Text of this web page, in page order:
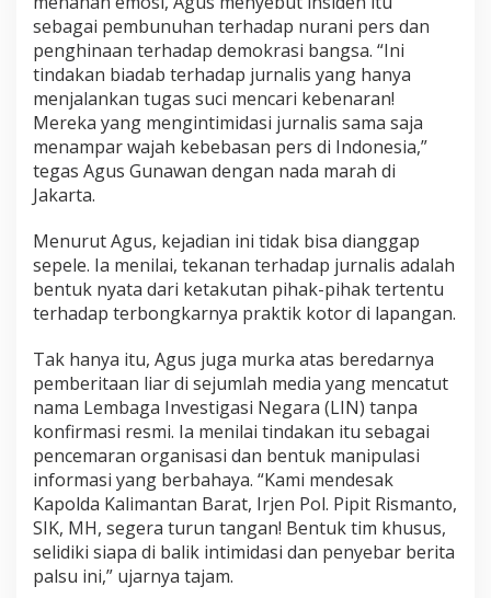
a
s
i
S
a
t
B
o
a
r
S
o
r
I
l
e
g
a
l
8
T
o
n
d
sebagai pembunuhan terhadap nurani pers dan
penghinaan terhadap demokrasi bangsa. “Ini
tindakan biadab terhadap jurnalis yang hanya
menjalankan tugas suci mencari kebenaran!
Mereka yang mengintimidasi jurnalis sama saja
menampar wajah kebebasan pers di Indonesia,”
tegas Agus Gunawan dengan nada marah di
Jakarta.
Menurut Agus, kejadian ini tidak bisa dianggap
sepele. Ia menilai, tekanan terhadap jurnalis adalah
bentuk nyata dari ketakutan pihak-pihak tertentu
terhadap terbongkarnya praktik kotor di lapangan.
Tak hanya itu, Agus juga murka atas beredarnya
pemberitaan liar di sejumlah media yang mencatut
nama Lembaga Investigasi Negara (LIN) tanpa
konfirmasi resmi. Ia menilai tindakan itu sebagai
pencemaran organisasi dan bentuk manipulasi
informasi yang berbahaya. “Kami mendesak
Kapolda Kalimantan Barat, Irjen Pol. Pipit Rismanto,
SIK, MH, segera turun tangan! Bentuk tim khusus,
selidiki siapa di balik intimidasi dan penyebar berita
palsu ini,” ujarnya tajam.